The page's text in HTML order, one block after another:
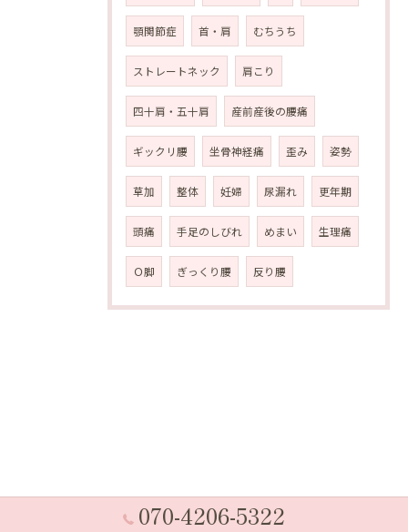
顎関節症 首・肩 むちうち
ストレートネック 肩こり
四十肩・五十肩 産前産後の腰痛
ギックリ腰 坐骨神経痛 歪み 姿勢
草加 整体 妊婦 尿漏れ 更年期
頭痛 手足のしびれ めまい 生理痛
Ｏ脚 ぎっくり腰 反り腰
070-4206-5322